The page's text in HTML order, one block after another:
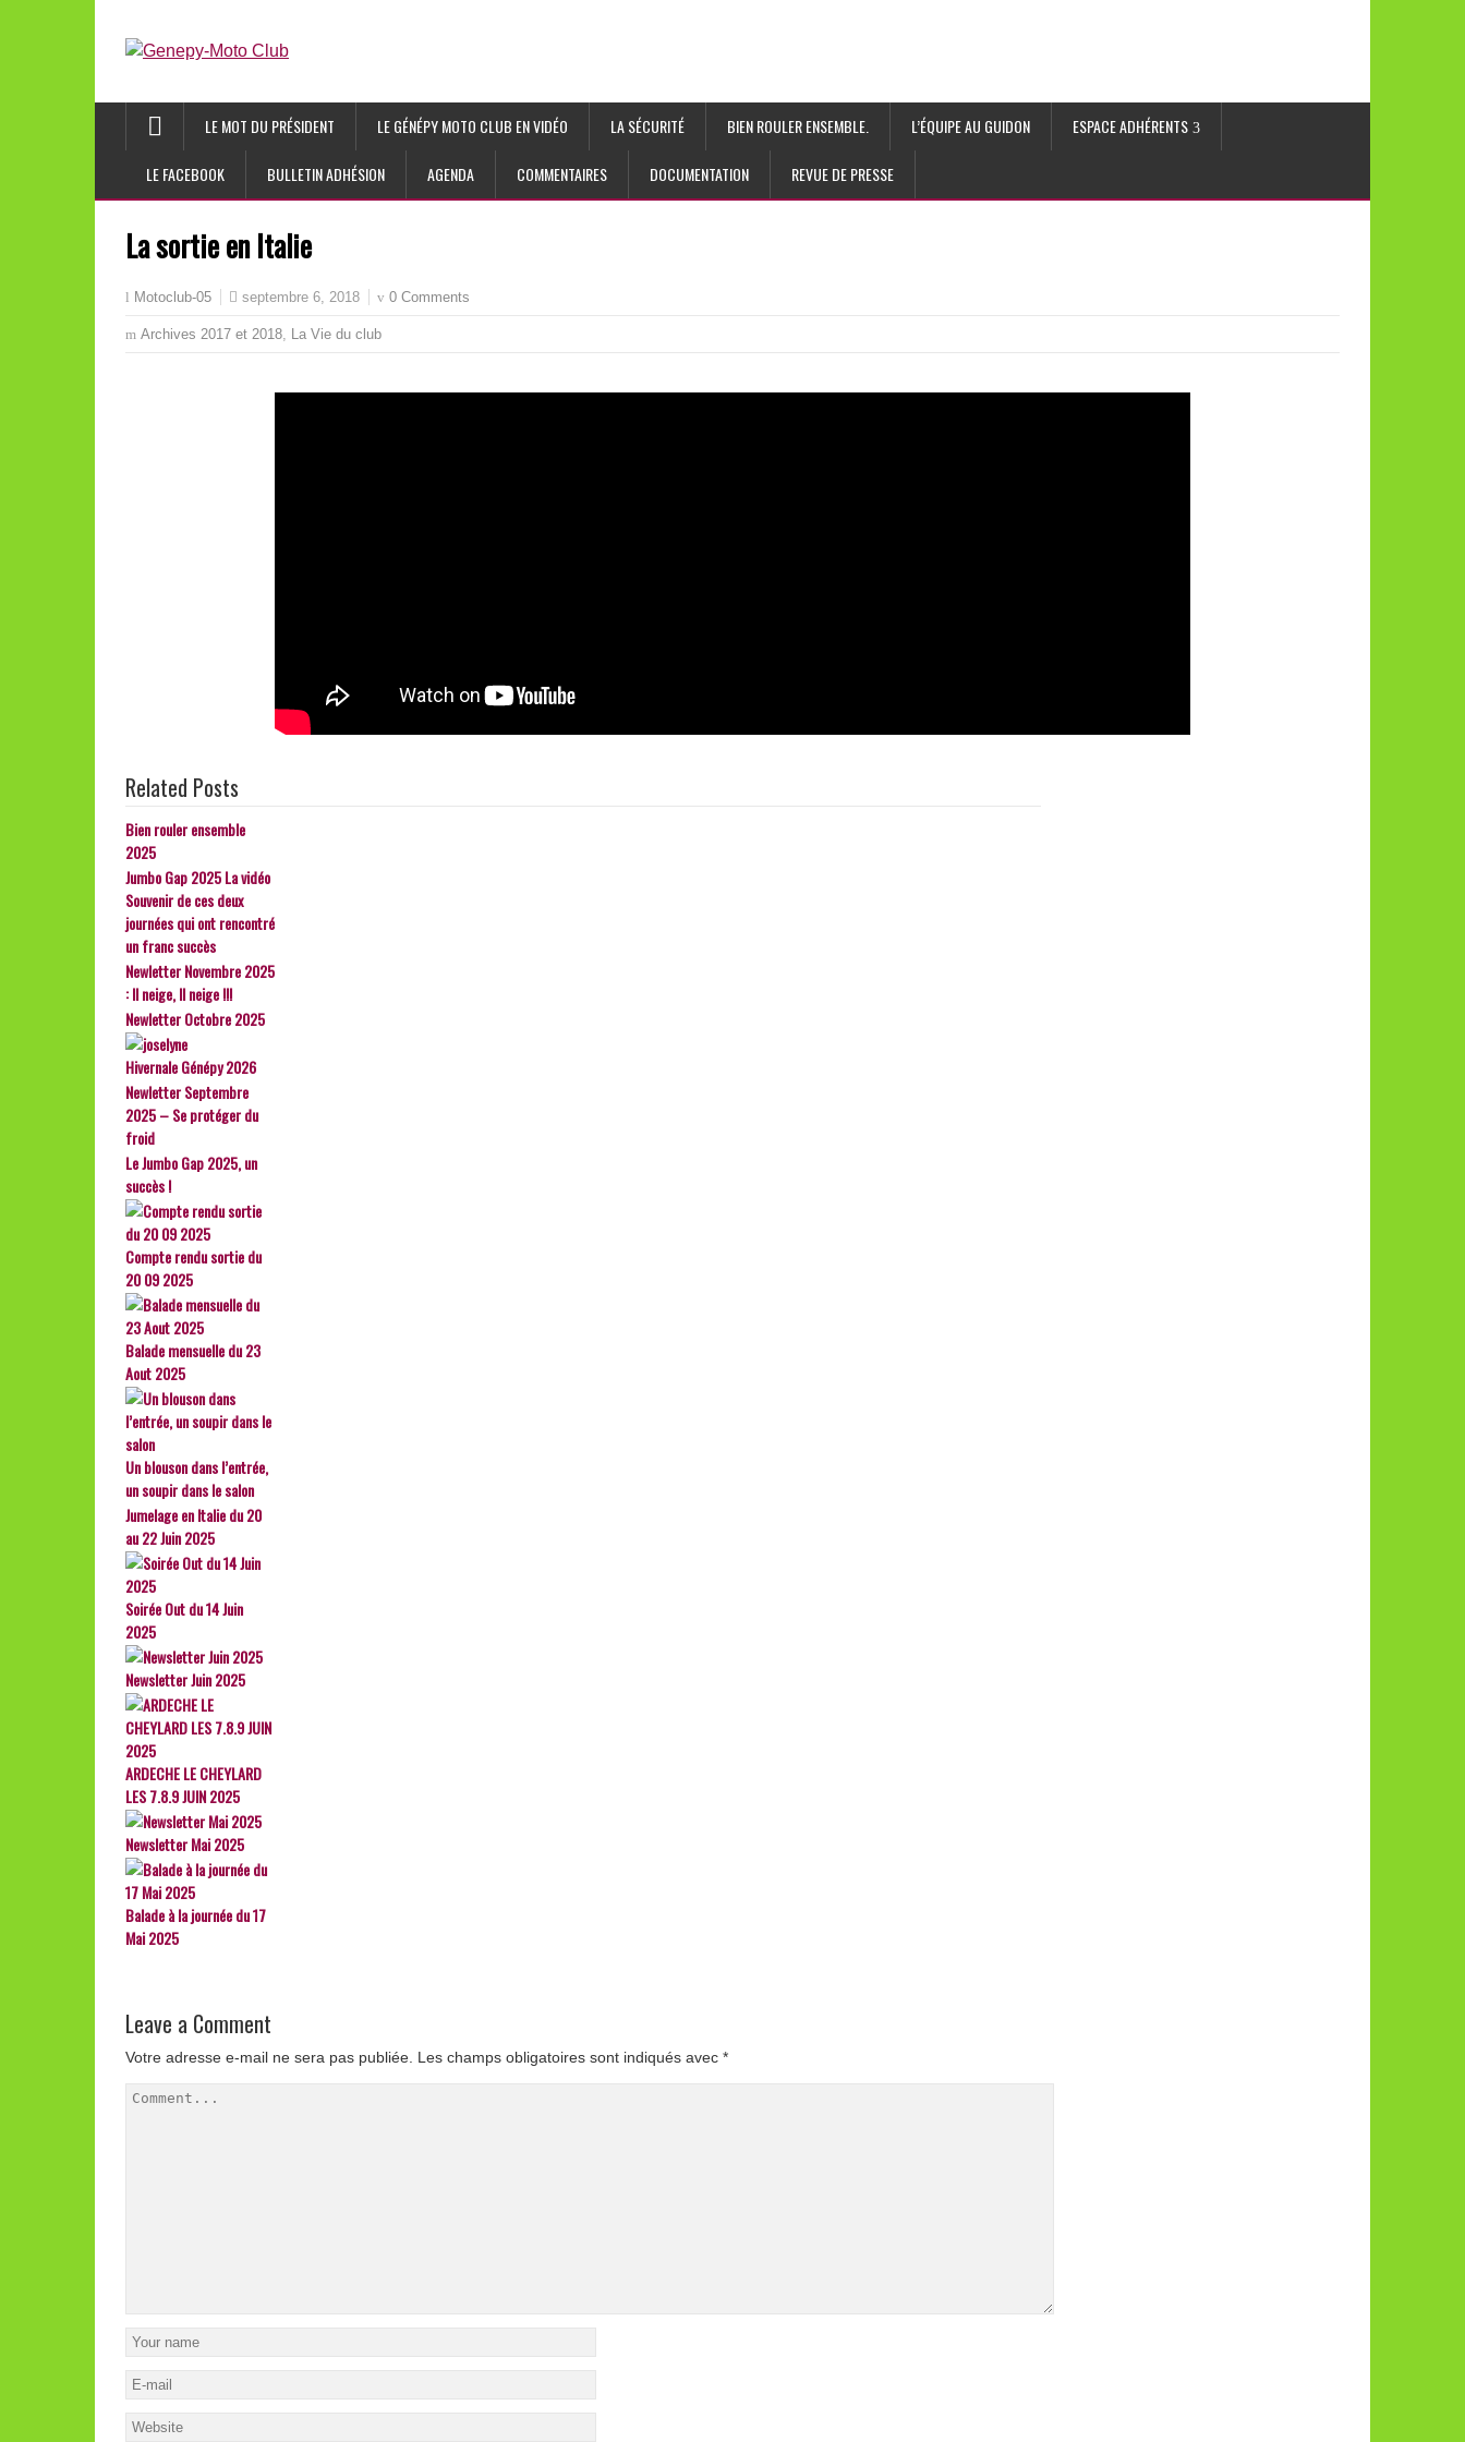
LE MOT DU PRÉSIDENT LE GÉNÉPY MOTO CLUB EN VIDÉO LA SÉCURITÉ BIEN ROULER ENSEMBLE. L’ÉQUIPE AU GUIDON ESPACE ADHÉRENTS
LE FACEBOOK BULLETIN ADHÉSION AGENDA COMMENTAIRES DOCUMENTATION REVUE DE PRESSE
La sortie en Italie
Motoclub-05 septembre 6, 2018 0 Comments
Archives 2017 et 2018, La Vie du club
Related Posts
Bien rouler ensemble
2025
Jumbo Gap 2025 La vidéo
Souvenir de ces deux
journées qui ont rencontré
un franc succès
Newletter Novembre 2025
: Il neige, Il neige !!!
Newletter Octobre 2025
Hivernale Génépy 2026
Newletter Septembre
2025 – Se protéger du
froid
Le Jumbo Gap 2025, un
succès !
Compte rendu sortie du
20 09 2025
Balade mensuelle du 23
Aout 2025
Un blouson dans l’entrée,
un soupir dans le salon
Jumelage en Italie du 20
au 22 Juin 2025
Soirée Out du 14 Juin
2025
Newsletter Juin 2025
ARDECHE LE CHEYLARD
LES 7.8.9 JUIN 2025
Newsletter Mai 2025
Balade à la journée du 17
Mai 2025
Leave a Comment
Votre adresse e-mail ne sera pas publiée. Les champs obligatoires sont indiqués avec *